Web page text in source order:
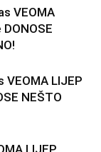
VEOMA
VEOMA LIJEP
NEŠTO
LIJEP